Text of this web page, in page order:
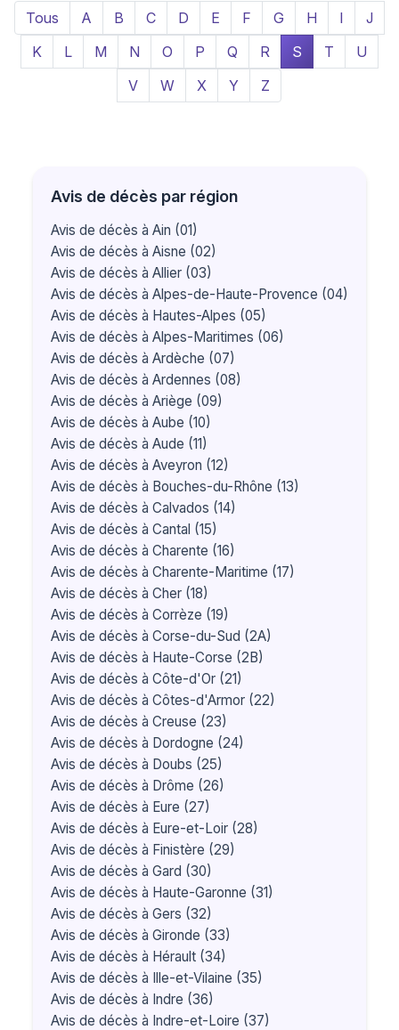
Tous A B C D E F G H I
J
K
L M N O P Q R S T
U
V
W X Y Z
Avis de décès par région
Avis de décès à Ain (01)
Avis de décès à Aisne (02)
Avis de décès à Allier (03)
Avis de décès à Alpes-de-Haute-Provence (04)
Avis de décès à Hautes-Alpes (05)
Avis de décès à Alpes-Maritimes (06)
Avis de décès à Ardèche (07)
Avis de décès à Ardennes (08)
Avis de décès à Ariège (09)
Avis de décès à Aube (10)
Avis de décès à Aude (11)
Avis de décès à Aveyron (12)
Avis de décès à Bouches-du-Rhône (13)
Avis de décès à Calvados (14)
Avis de décès à Cantal (15)
Avis de décès à Charente (16)
Avis de décès à Charente-Maritime (17)
Avis de décès à Cher (18)
Avis de décès à Corrèze (19)
Avis de décès à Corse-du-Sud (2A)
Avis de décès à Haute-Corse (2B)
Avis de décès à Côte-d'Or (21)
Avis de décès à Côtes-d'Armor (22)
Avis de décès à Creuse (23)
Avis de décès à Dordogne (24)
Avis de décès à Doubs (25)
Avis de décès à Drôme (26)
Avis de décès à Eure (27)
Avis de décès à Eure-et-Loir (28)
Avis de décès à Finistère (29)
Avis de décès à Gard (30)
Avis de décès à Haute-Garonne (31)
Avis de décès à Gers (32)
Avis de décès à Gironde (33)
Avis de décès à Hérault (34)
Avis de décès à Ille-et-Vilaine (35)
Avis de décès à Indre (36)
Avis de décès à Indre-et-Loire (37)